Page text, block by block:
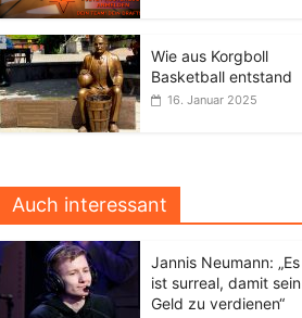
Wie aus Korgboll
Basketball entstand
16. Januar 2025
Auch interessant
Jannis Neumann: „Es
ist surreal, damit sein
Geld zu verdienen“